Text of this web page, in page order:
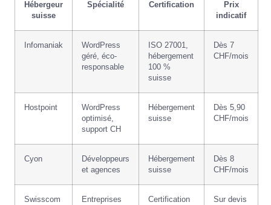
Hébergeur
suisse
Spécialité Certification
Prix
indicatif
Infomaniak
WordPress
géré, éco-
responsable
ISO 27001,
hébergement
100 %
suisse
Dès 7
CHF/mois
Hostpoint
WordPress
optimisé,
support CH
Hébergement
suisse
Dès 5,90
CHF/mois
Cyon
Développeurs
et agences
Hébergement
suisse
Dès 8
CHF/mois
Swisscom
Entreprises
Certification
Sur devis